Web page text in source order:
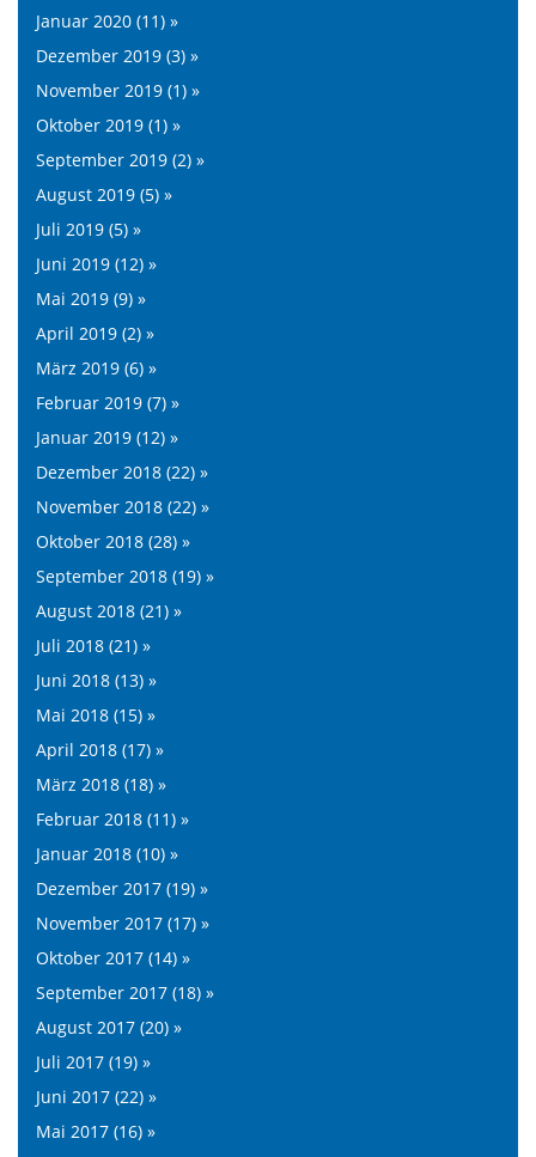
Januar 2020 (11) »
Dezember 2019 (3) »
November 2019 (1) »
Oktober 2019 (1) »
September 2019 (2) »
August 2019 (5) »
Juli 2019 (5) »
Juni 2019 (12) »
Mai 2019 (9) »
April 2019 (2) »
März 2019 (6) »
Februar 2019 (7) »
Januar 2019 (12) »
Dezember 2018 (22) »
November 2018 (22) »
Oktober 2018 (28) »
September 2018 (19) »
August 2018 (21) »
Juli 2018 (21) »
Juni 2018 (13) »
Mai 2018 (15) »
April 2018 (17) »
März 2018 (18) »
Februar 2018 (11) »
Januar 2018 (10) »
Dezember 2017 (19) »
November 2017 (17) »
Oktober 2017 (14) »
September 2017 (18) »
August 2017 (20) »
Juli 2017 (19) »
Juni 2017 (22) »
Mai 2017 (16) »